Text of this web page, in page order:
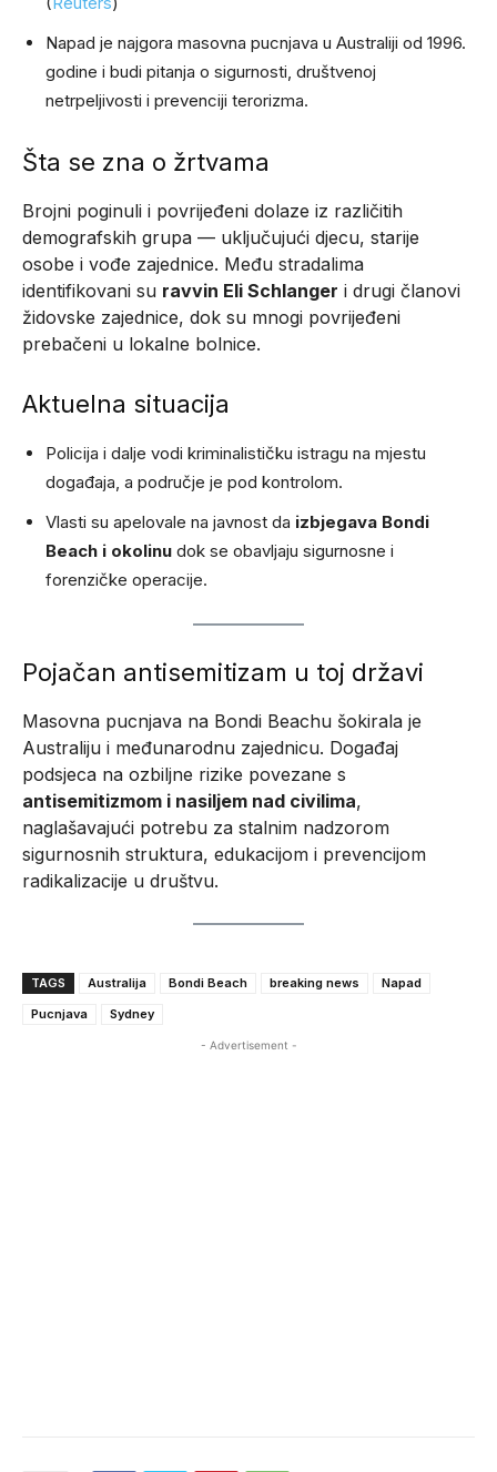
Napad je najgora masovna pucnjava u Australiji od 1996.
godine i budi pitanja o sigurnosti, društvenoj
netrpeljivosti i prevenciji terorizma.
Šta se zna o žrtvama
Brojni poginuli i povrijeđeni dolaze iz različitih
demografskih grupa — uključujući djecu, starije
osobe i vođe zajednice. Među stradalima
identifikovani su ravvin Eli Schlanger i drugi članovi
židovske zajednice, dok su mnogi povrijeđeni
prebačeni u lokalne bolnice.
Aktuelna situacija
Policija i dalje vodi kriminalističku istragu na mjestu
događaja, a područje je pod kontrolom.
Vlasti su apelovale na javnost da izbjegava Bondi
Beach i okolinu dok se obavljaju sigurnosne i
forenzičke operacije.
Pojačan antisemitizam u toj državi
Masovna pucnjava na Bondi Beachu šokirala je
Australiju i međunarodnu zajednicu. Događaj
podsjeca na ozbiljne rizike povezane s
antisemitizmom i nasiljem nad civilima,
naglašavajući potrebu za stalnim nadzorom
sigurnosnih struktura, edukacijom i prevencijom
radikalizacije u društvu.
TAGS Australija Bondi Beach breaking news
Napad
Pucnjava
Sydney
- Advertisement -